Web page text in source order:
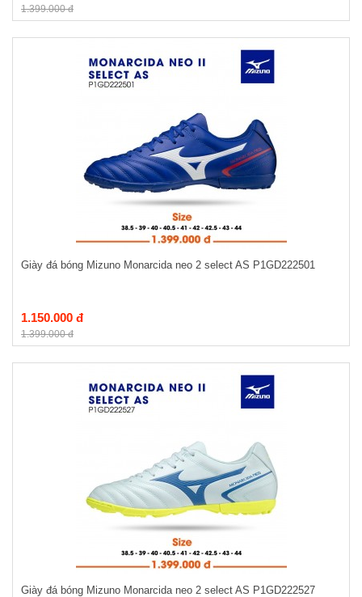
1.399.000 đ
Giày đá bóng Mizuno Monarcida neo 2 select AS P1GD222501
1.150.000 đ
1.399.000 đ
Giày đá bóng Mizuno Monarcida neo 2 select AS P1GD222527